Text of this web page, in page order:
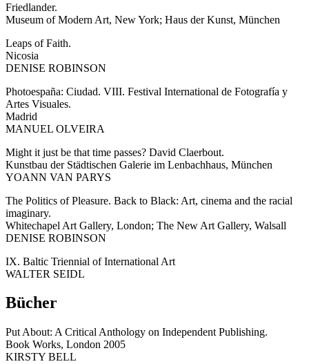
Friedlander.
Museum of Modern Art, New York; Haus der Kunst, München
Leaps of Faith.
Nicosia
DENISE ROBINSON
Photoespaña: Ciudad. VIII. Festival International de Fotografía y
Artes Visuales.
Madrid
MANUEL OLVEIRA
Might it just be that time passes? David Claerbout.
Kunstbau der Städtischen Galerie im Lenbachhaus, München
YOANN VAN PARYS
The Politics of Pleasure. Back to Black: Art, cinema and the racial
imaginary.
Whitechapel Art Gallery, London; The New Art Gallery, Walsall
DENISE ROBINSON
IX. Baltic Triennial of International Art
WALTER SEIDL
Bücher
Put About: A Critical Anthology on Independent Publishing.
Book Works, London 2005
KIRSTY BELL